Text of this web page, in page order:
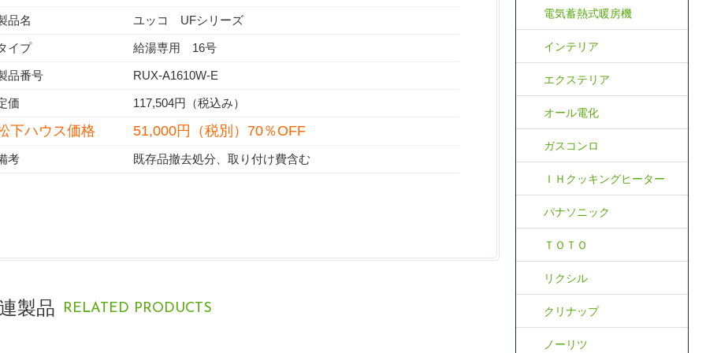
品名 ユッコ UFシリーズ
イプ 給湯専用 16号
品番号 RUX-A1610W-E
価 117,504円（税込み）
下ハウス価格 51,000円（税別）70％OFF
考 既存品撤去処分、取り付け費含む
製品 RELATED PRODUCTS
電気蓄熱式暖房機
インテリア
エクステリア
オール電化
ガスコンロ
ＩＨクッキングヒーター
パナソニック
ＴＯＴＯ
リクシル
クリナップ
ノーリツ